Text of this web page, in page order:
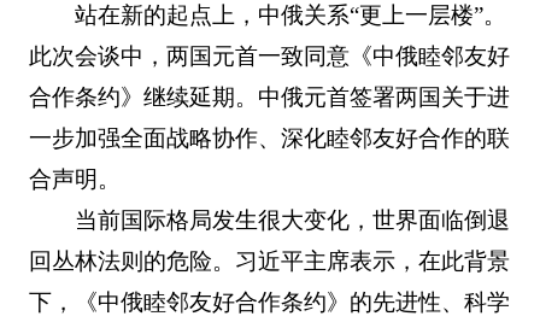
站在新的起点上，中俄关系“更上一层楼”。
此次会谈中，两国元首一致同意《中俄睦邻友好
合作条约》继续延期。中俄元首签署两国关于进
一步加强全面战略协作、深化睦邻友好合作的联
合声明。
当前国际格局发生很大变化，世界面临倒退
回丛林法则的危险。习近平主席表示，在此背景
下，《中俄睦邻友好合作条约》的先进性、科学